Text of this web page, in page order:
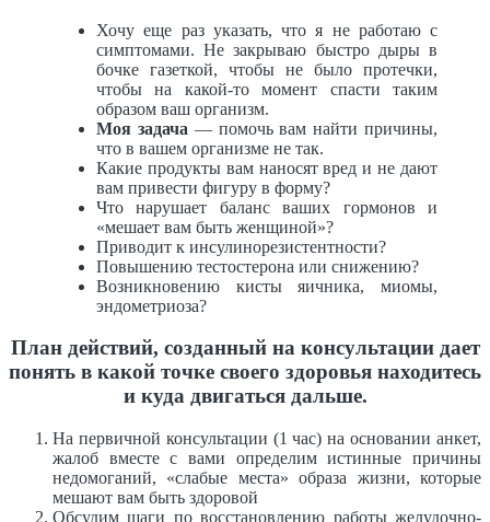
Хочу еще раз указать, что я не работаю с
симптомами. Не закрываю быстро дыры в
бочке газеткой, чтобы не было протечки,
чтобы на какой-то момент спасти таким
образом ваш организм.
Моя задача — помочь вам найти причины,
что в вашем организме не так.
Какие продукты вам наносят вред и не дают
вам привести фигуру в форму?
Что нарушает баланс ваших гормонов и
«мешает вам быть женщиной»?
Приводит к инсулинорезистентности?
Повышению тестостерона или снижению?
Возникновению кисты яичника, миомы,
эндометриоза?
План действий, созданный на консультации дает
понять в какой точке своего здоровья находитесь
и куда двигаться дальше.
На первичной консультации (1 час) на основании анкет,
жалоб вместе с вами определим истинные причины
недомоганий, «слабые места» образа жизни, которые
мешают вам быть здоровой
Обсудим шаги по восстановлению работы желудочно-